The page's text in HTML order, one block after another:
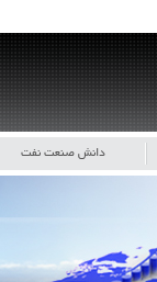
دانش صنعت نفت